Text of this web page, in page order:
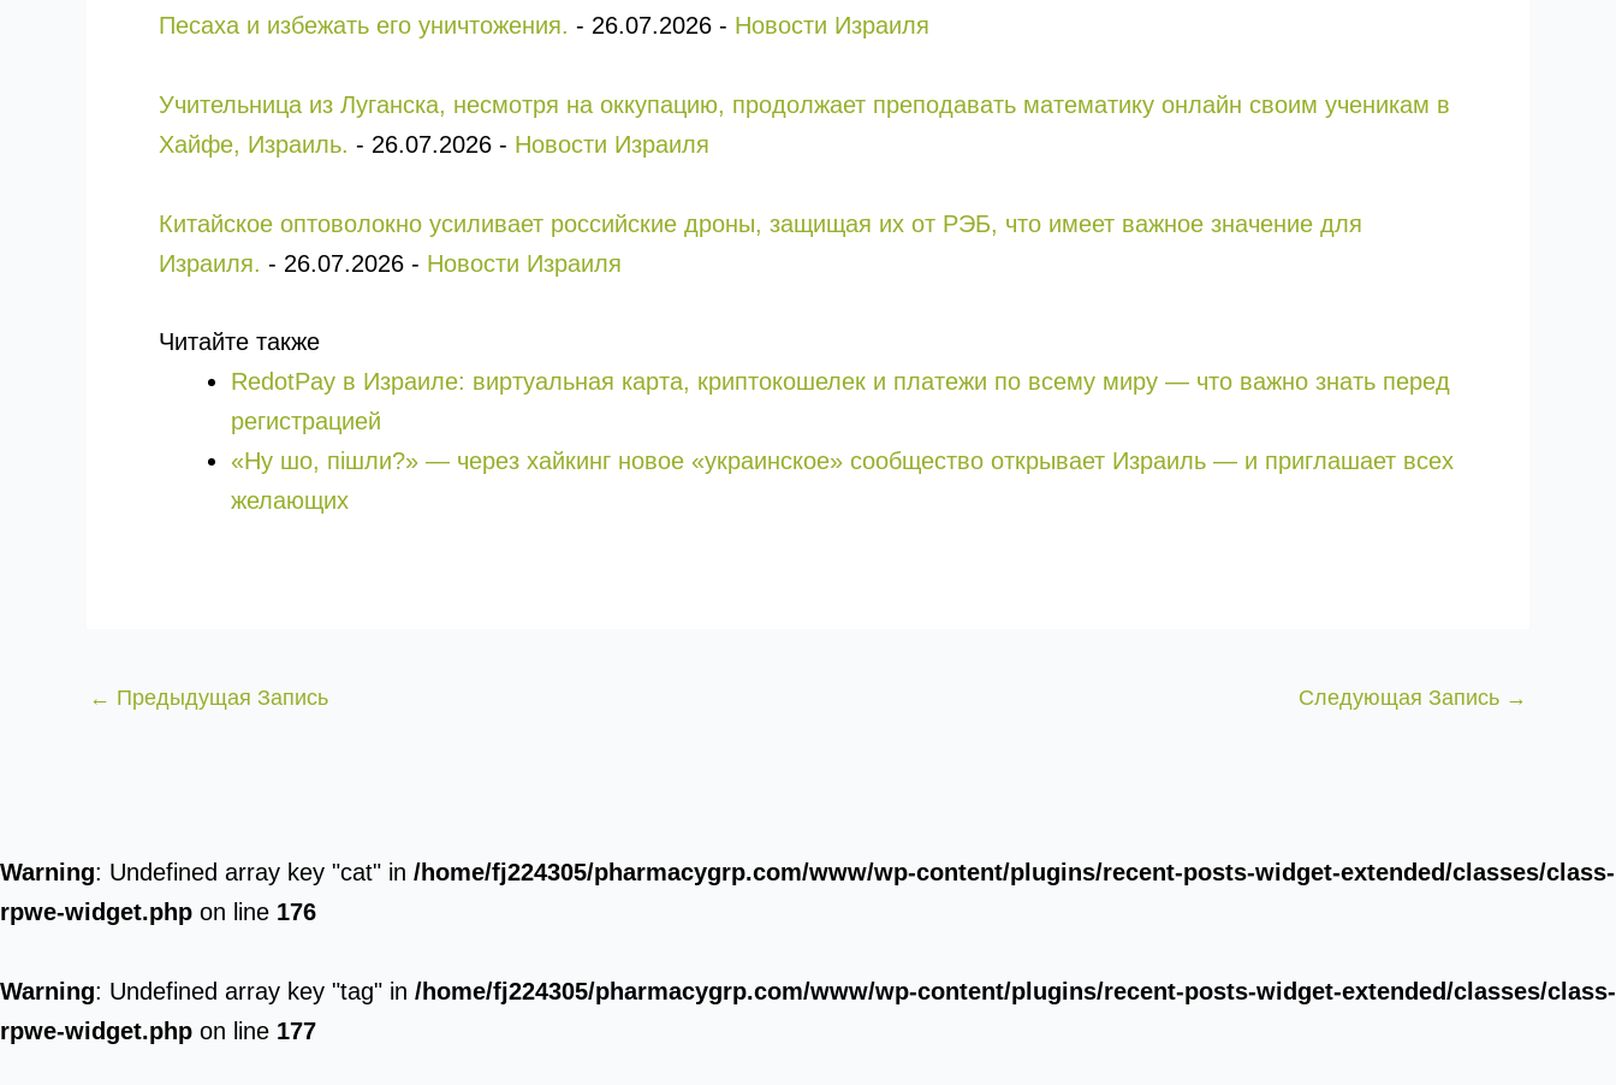
Песаха и избежать его уничтожения. - 26.07.2026 - Новости Израиля
Учительница из Луганска, несмотря на оккупацию, продолжает преподавать математику онлайн своим ученикам в
Хайфе, Израиль. - 26.07.2026 - Новости Израиля
Китайское оптоволокно усиливает российские дроны, защищая их от РЭБ, что имеет важное значение для
Израиля. - 26.07.2026 - Новости Израиля
Читайте также
RedotPay в Израиле: виртуальная карта, криптокошелек и платежи по всему миру — что важно знать перед
регистрацией
«Ну шо, пішли?» — через хайкинг новое «украинское» сообщество открывает Израиль — и приглашает всех
желающих
← Предыдущая Запись Следующая Запись →
Warning: Undefined array key "cat" in /home/fj224305/pharmacygrp.com/www/wp-content/plugins/recent-posts-widget-extended/classes/class-
rpwe-widget.php on line 176
Warning: Undefined array key "tag" in /home/fj224305/pharmacygrp.com/www/wp-content/plugins/recent-posts-widget-extended/classes/class-
rpwe-widget.php on line 177